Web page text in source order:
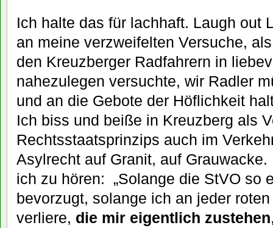
Ich halte das für lachhaft. Laugh out
an meine verzweifelten Versuche,
den Kreuzberger Radfahrern in
nahezulegen versuchte, wir Radler
und an die Gebote der Höflichkeit
Ich biss und beiße in Kreuzberg als
Rechtsstaatsprinzips auch im
Asylrecht auf Granit, auf
ich zu hören: „Solange die StVO so
bevorzugt, solange ich an jeder
verliere, die mir eigentlich zustehen